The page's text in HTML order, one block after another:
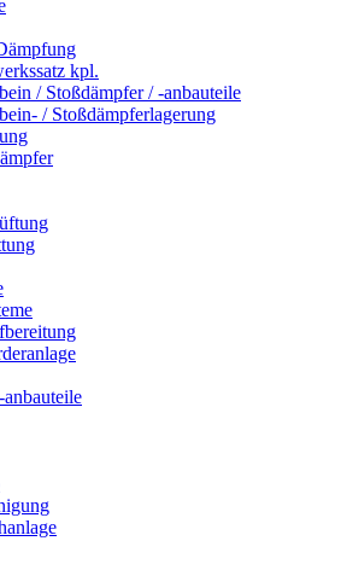
kpl.
/ Stoßdämpfer / -anbauteile
/ Stoßdämpferlagerung